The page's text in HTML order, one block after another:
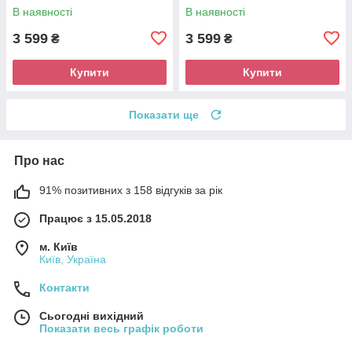
В наявності
3 599 ₴
Купити
В наявності
3 599 ₴
Купити
Показати ще
Про нас
91% позитивних з 158 відгуків за рік
Працює з 15.05.2018
м. Київ
Київ, Україна
Контакти
Сьогодні вихідний
Показати весь графік роботи